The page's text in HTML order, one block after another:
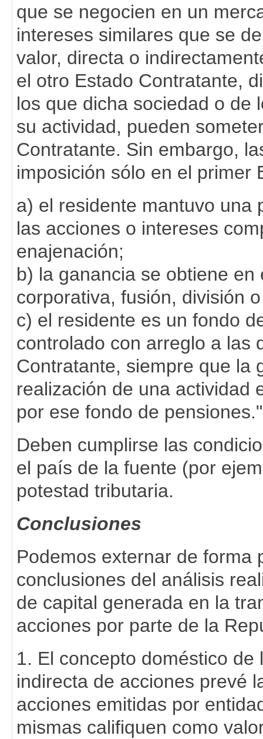
que se negocien en un
intereses similares que se
valor, directa o
el otro Estado Contratante,
los que dicha sociedad o de
su actividad, pueden
Contratante. Sin embargo,
imposición sólo en el primer
a) el residente mantuvo una
las acciones o intereses
enajenación;
b) la ganancia se obtiene
corporativa, fusión, división
c) el residente es un fondo
controlado con arreglo a las
Contratante, siempre que la
realización de una actividad
por ese fondo de pensiones."
Deben cumplirse las
el país de la fuente (por
potestad tributaria.
Conclusiones
Podemos externar de forma
conclusiones del análisis
de capital generada en la
acciones por parte de la
1. El concepto doméstico
indirecta de acciones prevé
acciones emitidas por
mismas califiquen como